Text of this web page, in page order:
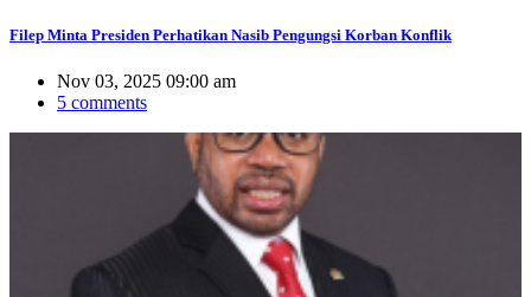
Filep Minta Presiden Perhatikan Nasib Pengungsi Korban Konflik
Nov 03, 2025 09:00 am
5 comments